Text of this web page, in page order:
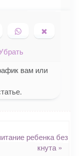
ВКонтакте
Поделиться в
Одноклассниках
Поделиться в
WhatsApp
в X
вам или
ребенка без
кнута »